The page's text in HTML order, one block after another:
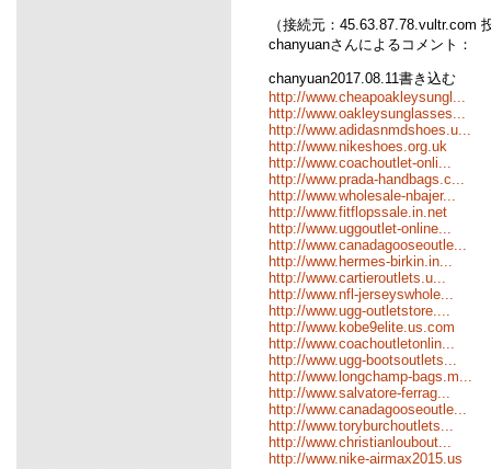
（接続元：45.63.87.78.vultr.com
chanyuanさんによるコメント：
chanyuan2017.08.11書き込む
http://www.cheapoakleysungl...
http://www.oakleysunglasses...
http://www.adidasnmdshoes.u...
http://www.nikeshoes.org.uk
http://www.coachoutlet-onli...
http://www.prada-handbags.c...
http://www.wholesale-nbajer...
http://www.fitflopssale.in.net
http://www.uggoutlet-online...
http://www.canadagooseoutle...
http://www.hermes-birkin.in...
http://www.cartieroutlets.u...
http://www.nfl-jerseyswhole...
http://www.ugg-outletstore....
http://www.kobe9elite.us.com
http://www.coachoutletonlin...
http://www.ugg-bootsoutlets...
http://www.longchamp-bags.m...
http://www.salvatore-ferrag...
http://www.canadagooseoutle...
http://www.toryburchoutlets...
http://www.christianloubout...
http://www.nike-airmax2015.us